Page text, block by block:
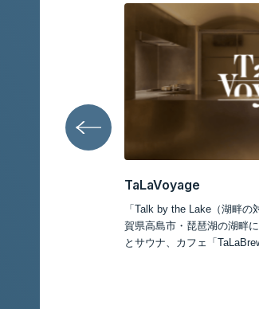
記事一覧
the Lake（湖畔の対話）」をコンセプトにした、滋
市・琵琶湖の湖畔にある複合施設。一棟貸の上質な宿
、カフェ「TaLaBrew」を併設。